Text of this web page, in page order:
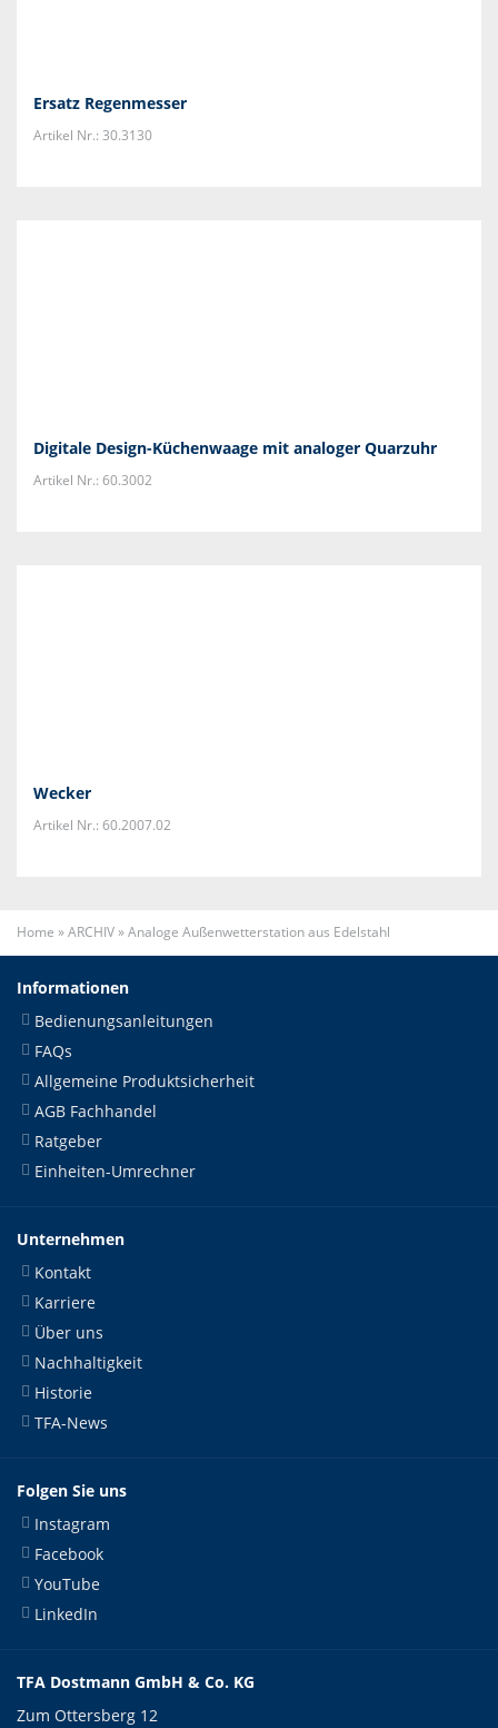
Ersatz Regenmesser
Artikel Nr.: 30.3130
Digitale Design-Küchenwaage mit analoger Quarzuhr
Artikel Nr.: 60.3002
Wecker
Artikel Nr.: 60.2007.02
Home »ARCHIV»Analoge Außenwetterstation aus Edelstahl
Informationen
Bedienungsanleitungen
FAQs
Allgemeine Produktsicherheit
AGB Fachhandel
Ratgeber
Einheiten-Umrechner
Unternehmen
Kontakt
Karriere
Über uns
Nachhaltigkeit
Historie
TFA-News
Folgen Sie uns
Instagram
Facebook
YouTube
LinkedIn
TFA Dostmann GmbH & Co. KG
Zum Ottersberg 12